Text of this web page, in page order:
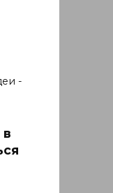
-